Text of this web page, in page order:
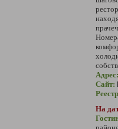
Адрес:
Сайт:
На